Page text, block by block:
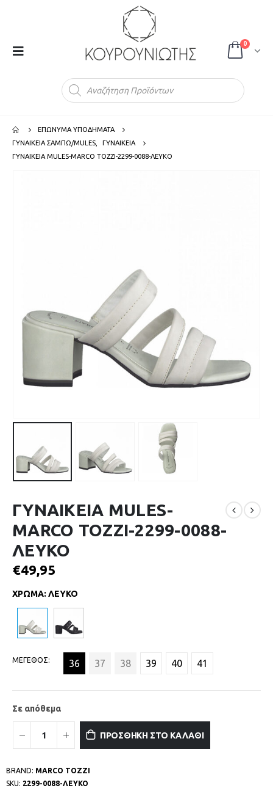
0
ΕΠΩΝΥΜΑ ΥΠΟΔΗΜΑΤΑ
ΓΥΝΑΙΚΕΙΑ ΣΑΜΠΩ/MULES
ΓΥΝΑΙΚΕΙΑ
ΓΥΝΑΙΚΕΙΑ MULES-MARCO TOZZI-2299-0088-ΛΕΥΚΟ
ΓΥΝΑΙΚΕΙΑ MULES-
MARCO TOZZI-2299-0088-
ΛΕΥΚΟ
€49,95
ΧΡΩΜΑ: ΛΕΥΚΟ
ΜΕΓΕΘΟΣ 36 37 38 39 40 41
Σε απόθεμα
ΠΡΟΣΘΗΚΗ ΣΤΟ ΚΑΛΑΘΙ
BRAND: MARCO TOZZI
SKU: 2299-0088-ΛΕΥΚΟ